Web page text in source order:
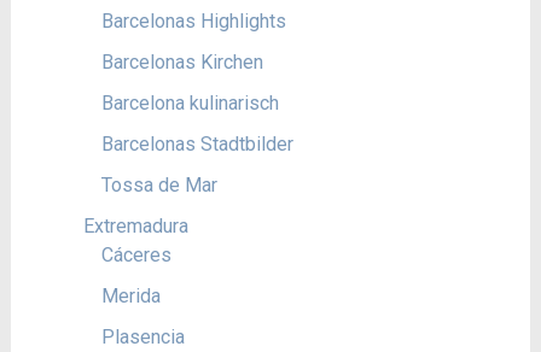
Barcelonas Highlights
Barcelonas Kirchen
Barcelona kulinarisch
Barcelonas Stadtbilder
Tossa de Mar
Extremadura
Cáceres
Merida
Plasencia